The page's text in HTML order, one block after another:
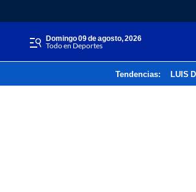
domingo 09 de agosto, 2026
Todo en Deportes
Tendencias: LUIS